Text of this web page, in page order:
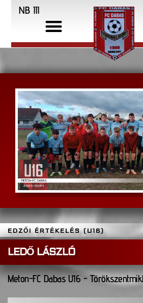
NB III
EDZŐI ÉRTÉKELÉS (U16)
LEDŐ LÁSZLÓ
Meton-FC Dabas U16 -